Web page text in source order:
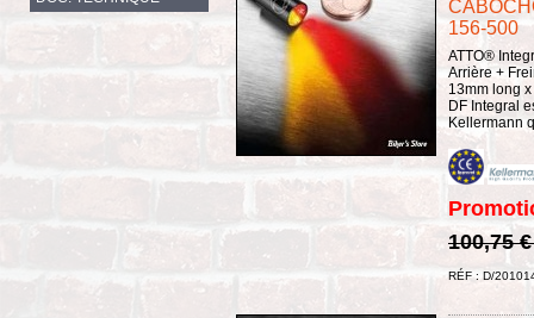
156-500
ATTO®
Arrière +
13mm long
DF Integral
Kellermann
100,75
RÉF : D/